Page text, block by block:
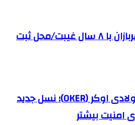
طرح انصار ویژه سربازان با ۸ سال غیبت/محل ثبت
معرفی کرکره فولادی اوکر (OKER)؛ نسل جدید
امنیت بیشتر